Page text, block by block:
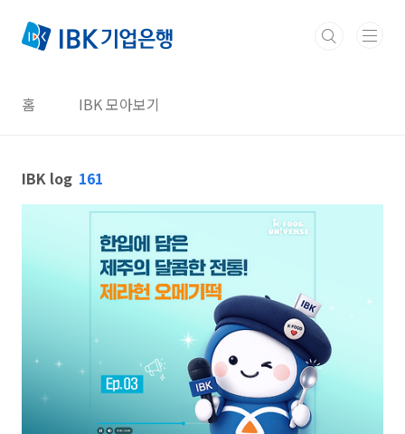
홈 IBK 모아보기
IBK log 161